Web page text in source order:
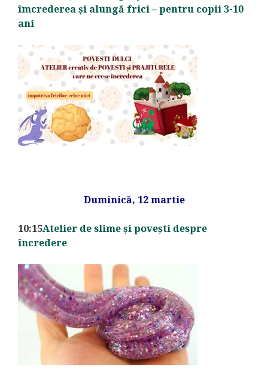
îmcrederea și alungă frici – pentru copii 3-10
ani
Duminică, 12 martie
10:15Atelier de slime și povești despre
încredere